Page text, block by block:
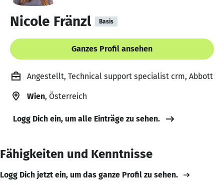
Nicole Fränzl Basis
Ganzes Profil ansehen
Angestellt, Technical support specialist crm, Abbott
Wien, Österreich
Logg Dich ein, um alle Einträge zu sehen.
Fähigkeiten und Kenntnisse
Logg Dich jetzt ein, um das ganze Profil zu sehen.